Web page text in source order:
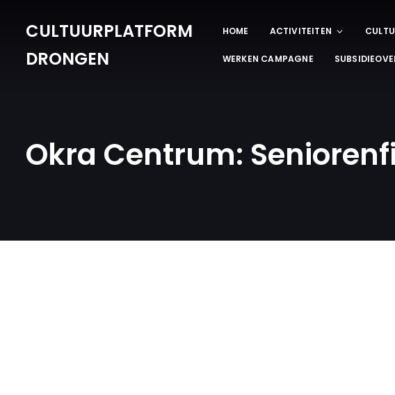
CULTUURPLATFORM
DRONGEN
HOME ACTIVITEITEN
WERKEN CAMPAGNE
Okra Centrum: